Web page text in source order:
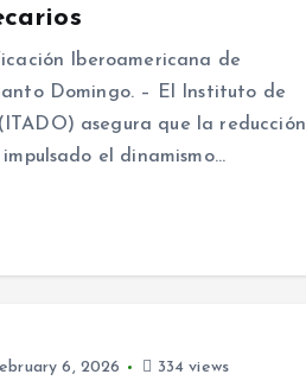
Iberoamericana de
Domingo. – El Instituto de
asegura que la reducción
el dinamismo…
6, 2026 334 views